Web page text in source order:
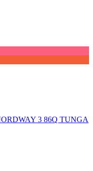
3 86Q TUNGA